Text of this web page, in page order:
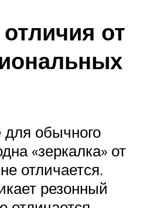
от
обычного
«зеркалка» от
отличается.
резонный